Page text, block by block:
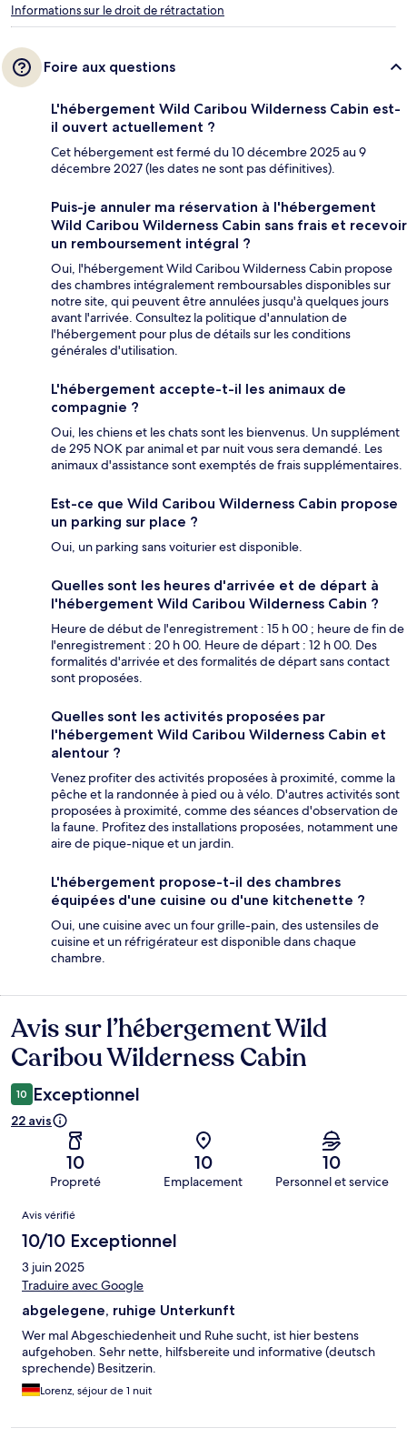
Informations sur le droit de rétractation
Foire aux questions
L'hébergement Wild Caribou Wilderness Cabin est-
il ouvert actuellement ?
Cet hébergement est fermé du 10 décembre 2025 au 9
décembre 2027 (les dates ne sont pas définitives).
Puis-je annuler ma réservation à l'hébergement
Wild Caribou Wilderness Cabin sans frais et recevoir
un remboursement intégral ?
Oui, l'hébergement Wild Caribou Wilderness Cabin propose
des chambres intégralement remboursables disponibles sur
notre site, qui peuvent être annulées jusqu'à quelques jours
avant l'arrivée. Consultez la politique d'annulation de
l'hébergement pour plus de détails sur les conditions
générales d'utilisation.
L'hébergement accepte-t-il les animaux de
compagnie ?
Oui, les chiens et les chats sont les bienvenus. Un supplément
de 295 NOK par animal et par nuit vous sera demandé. Les
animaux d'assistance sont exemptés de frais supplémentaires.
Est-ce que Wild Caribou Wilderness Cabin propose
un parking sur place ?
Oui, un parking sans voiturier est disponible.
Quelles sont les heures d'arrivée et de départ à
l'hébergement Wild Caribou Wilderness Cabin ?
Heure de début de l'enregistrement : 15 h 00 ; heure de fin de
l'enregistrement : 20 h 00. Heure de départ : 12 h 00. Des
formalités d'arrivée et des formalités de départ sans contact
sont proposées.
Quelles sont les activités proposées par
l'hébergement Wild Caribou Wilderness Cabin et
alentour ?
Venez profiter des activités proposées à proximité, comme la
pêche et la randonnée à pied ou à vélo. D'autres activités sont
proposées à proximité, comme des séances d'observation de
la faune. Profitez des installations proposées, notamment une
aire de pique-nique et un jardin.
L'hébergement propose-t-il des chambres
équipées d'une cuisine ou d'une kitchenette ?
Oui, une cuisine avec un four grille-pain, des ustensiles de
cuisine et un réfrigérateur est disponible dans chaque
chambre.
Avis
Avis sur l’hébergement Wild
Caribou Wilderness Cabin
10 Exceptionnel
22 avis
10
Propreté
10
Emplacement
10
Personnel et service
Avis
Avis vérifié
10/10 Exceptionnel
3 juin 2025
Traduire avec Google
abgelegene, ruhige Unterkunft
Wer mal Abgeschiedenheit und Ruhe sucht, ist hier bestens
aufgehoben. Sehr nette, hilfsbereite und informative (deutsch
sprechende) Besitzerin.
Lorenz, séjour de 1 nuit